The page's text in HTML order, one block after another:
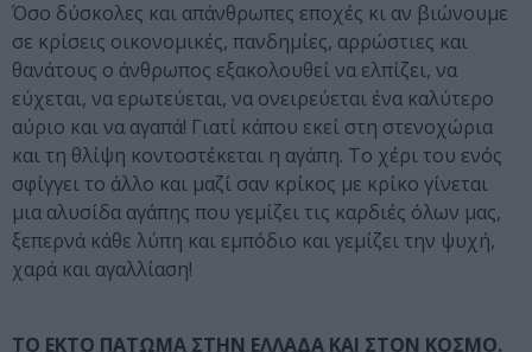
Όσο δύσκολες και απάνθρωπες εποχές κι αν βιώνουμε
σε κρίσεις οικονομικές, πανδημίες, αρρώστιες και
θανάτους ο άνθρωπος εξακολουθεί να ελπίζει, να
εύχεται, να ερωτεύεται, να ονειρεύεται ένα καλύτερο
αύριο και να αγαπά! Γιατί κάπου εκεί στη στενοχώρια
και τη θλίψη κοντοστέκεται η αγάπη. Το χέρι του ενός
σφίγγει το άλλο και μαζί σαν κρίκος με κρίκο γίνεται
μια αλυσίδα αγάπης που γεμίζει τις καρδιές όλων μας,
ξεπερνά κάθε λύπη και εμπόδιο και γεμίζει την ψυχή,
χαρά και αγαλλίαση!
ΤΟ ΕΚΤΟ ΠΑΤΩΜΑ ΣΤΗΝ ΕΛΛΑΔΑ ΚΑΙ ΣΤΟΝ ΚΟΣΜΟ.